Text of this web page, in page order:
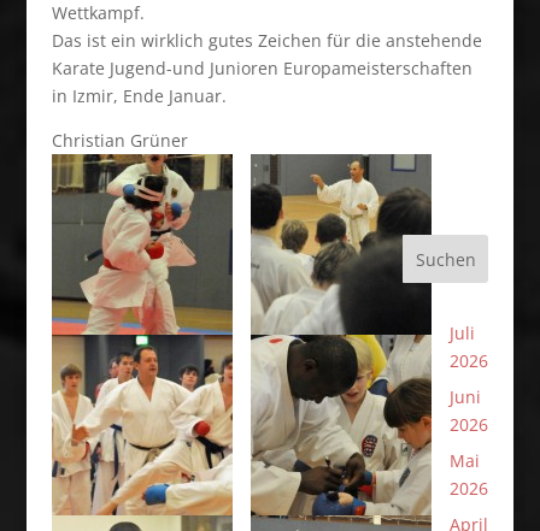
Wettkampf.
Das ist ein wirklich gutes Zeichen für die anstehende
Karate Jugend-und Junioren Europameisterschaften
in Izmir, Ende Januar.
Christian Grüner
Suchen
Juli
2026
Juni
2026
Mai
2026
April